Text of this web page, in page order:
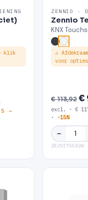
klik
→
ZENNIO ·
Zennio
KNX
⚠
voor opties
€ 113,92€
excl. · €
·
-15%
−
ZEZVIT55X2W